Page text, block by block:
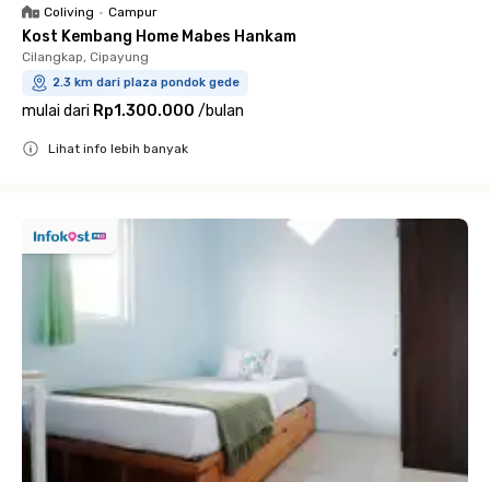
Coliving • Campur
Kost Kembang Home Mabes Hankam
Cilangkap, Cipayung
2.3 km dari plaza pondok gede
mulai dari Rp1.300.000 /bulan
Lihat info lebih banyak